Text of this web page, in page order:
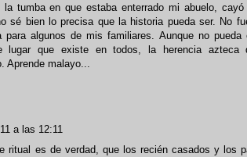
tumba en que estaba enterrado mi abuelo, cayó
sé bien lo precisa que la historia pueda ser. No
algunos de mis familiares. Aunque no pueda
lugar que existe en todos, la herencia azteca
malayo...
a las 12:11
ritual es de verdad, que los recién casados y los